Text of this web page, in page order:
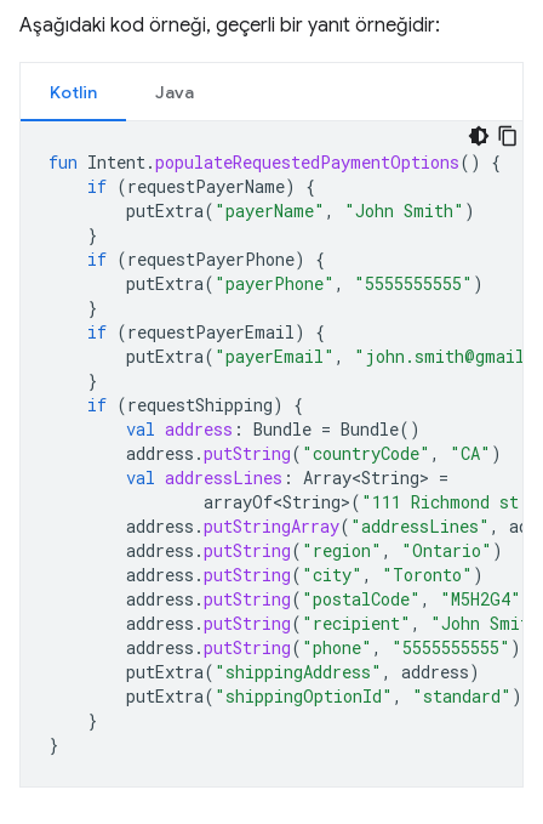
Aşağıdaki kod örneği, geçerli bir yanıt örneğidir:
Kotlin Java
fun Intent.populateRequestedPaymentOptions()
{
if (requestPayerName)
{
putExtra( "payerName" , "John Smith" )
}
if (requestPayerPhone)
{
putExtra( "payerPhone" , "5555555555" )
}
if (requestPayerEmail)
{
putExtra( "payerEmail" ,
}
if (requestShipping)
{
val address : Bundle = Bundle()
address .putString( "countryCode" , "CA" )
val addressLines : Array<String> =
arrayOf<String>( "111 Richmond st.
address .putStringArray( "addressLines" ,
address .putString( "region" , "Ontario" )
address .putString( "city" , "Toronto" )
address .putString( "postalCode" , "M5H2G4"
address .putString( "recipient" ,
"John
address .putString( "phone" , "5555555555" )
putExtra( "shippingAddress" , address)
putExtra( "shippingOptionId" , "standard" )
}
}